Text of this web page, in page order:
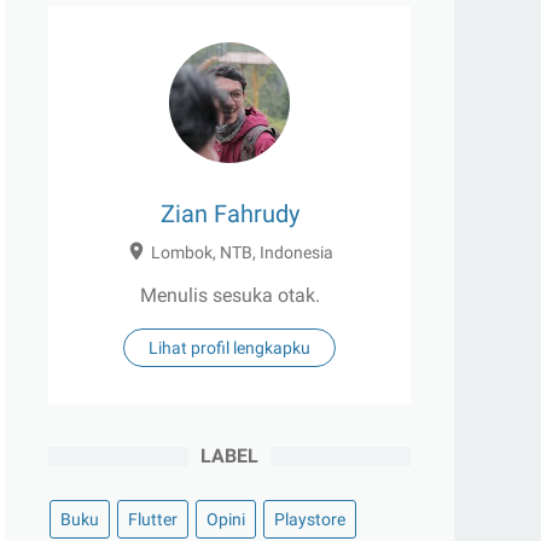
Zian Fahrudy
Lombok, NTB, Indonesia
Menulis sesuka otak.
Lihat profil lengkapku
LABEL
Buku Flutter Opini Playstore